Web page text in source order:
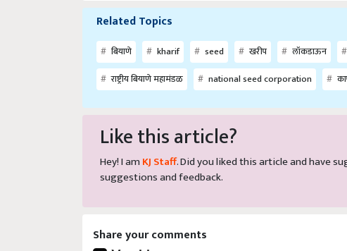
Related Topics
बियाणे kharif seed खरीप लॉकडाऊन
राष्ट्रीय बियाणे महामंडळ
national seed corporation
Like this article?
Hey! I am KJ Staff. Did you liked this article and have
suggestions and feedback.
Share your comments